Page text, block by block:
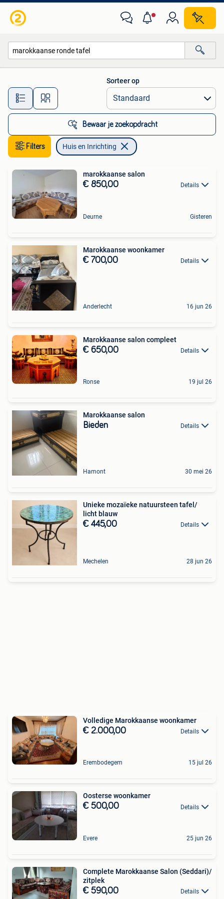
Alle afstanden…
Sorteer op
Bewaar je zoekopdracht
Filters Huis en Inrichting
marokkaanse salon
€ 850,00 Details
Deurne Gisteren
Marokkaanse woonkamer
€ 700,00 Details
Anderlecht 16 jun 26
Marokkaanse salon compleet
€ 650,00 Details
Ronse 19 jul 26
Marokkaanse salon
Bieden Details
Hamont 30 mei 26
Unieke mozaïeke natuursteen tafel/
licht blauw
€ 445,00 Details
Mechelen 28 jun 26
Volledige Marokkaanse woonkamer
€ 2.000,00 Details
Erembodegem 15 jul 26
Oosterse woonkamer
€ 500,00 Details
Evere 25 jun 26
Complete Marokkaanse Salon (Seddari)/
zitplek
€ 590,00 Details